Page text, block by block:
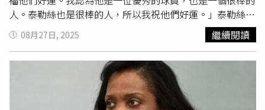
人。泰勒絲也是很棒的人，所以我祝他們好運。」泰勒絲
（右）接受男友求婚。（圖／翻攝IG／＠taylorswift）事實
上，川普在2024年競選期間對泰勒絲多次批評，去年9月他
因泰勒絲公開支持前副總統賀錦麗（Kamala Harris）而在
Truth Social怒吼：「我恨泰勒絲！」他還公開表示更喜歡
酋長隊四分衛馬霍姆斯（Patrick Mahomes）的妻子
Brittany，並預測泰勒絲的政治立場將導致其財務受損。今
08月27日, 2025 繼續閱讀